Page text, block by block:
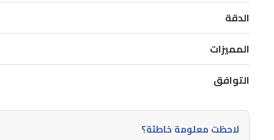
مما
يتيح
لك
لعب
ألعاب
و
PS4
الدقة
المميزات
التوافق
لاحظت معلومة خاطئة؟